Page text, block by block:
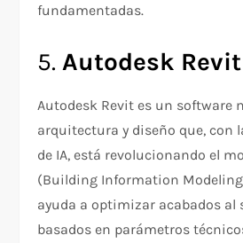
fundamentadas.
5.Autodesk
Autodesk Revit es un software
arquitectura y diseño que, con
de IA, está revolucionando el
(Building Information
ayuda a optimizar acabados al
basados en parámetros